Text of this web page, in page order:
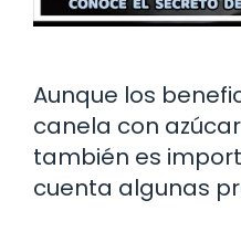
Aunque los
canela con
también es
cuenta algunas